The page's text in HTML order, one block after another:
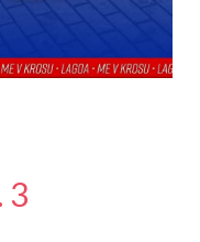
3